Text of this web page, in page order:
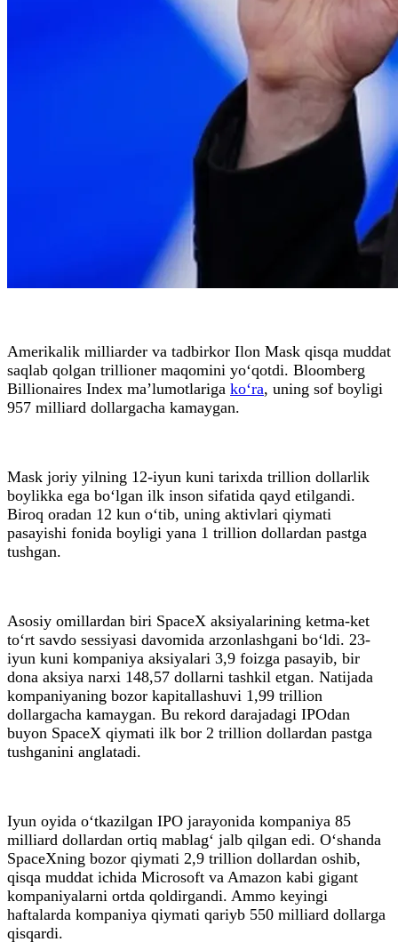
Amerikalik milliarder va tadbirkor Ilon Mask qisqa muddat
saqlab qolgan trillioner maqomini yo‘qotdi. Bloomberg
Billionaires Index ma’lumotlariga ko‘ra, uning sof boyligi
957 milliard dollargacha kamaygan.
Mask joriy yilning 12-iyun kuni tarixda trillion dollarlik
boylikka ega bo‘lgan ilk inson sifatida qayd etilgandi.
Biroq oradan 12 kun o‘tib, uning aktivlari qiymati
pasayishi fonida boyligi yana 1 trillion dollardan pastga
tushgan.
Asosiy omillardan biri SpaceX aksiyalarining ketma-ket
to‘rt savdo sessiyasi davomida arzonlashgani bo‘ldi. 23-
iyun kuni kompaniya aksiyalari 3,9 foizga pasayib, bir
dona aksiya narxi 148,57 dollarni tashkil etgan. Natijada
kompaniyaning bozor kapitallashuvi 1,99 trillion
dollargacha kamaygan. Bu rekord darajadagi IPOdan
buyon SpaceX qiymati ilk bor 2 trillion dollardan pastga
tushganini anglatadi.
Iyun oyida o‘tkazilgan IPO jarayonida kompaniya 85
milliard dollardan ortiq mablag‘ jalb qilgan edi. O‘shanda
SpaceXning bozor qiymati 2,9 trillion dollardan oshib,
qisqa muddat ichida Microsoft va Amazon kabi gigant
kompaniyalarni ortda qoldirgandi. Ammo keyingi
haftalarda kompaniya qiymati qariyb 550 milliard dollarga
qisqardi.